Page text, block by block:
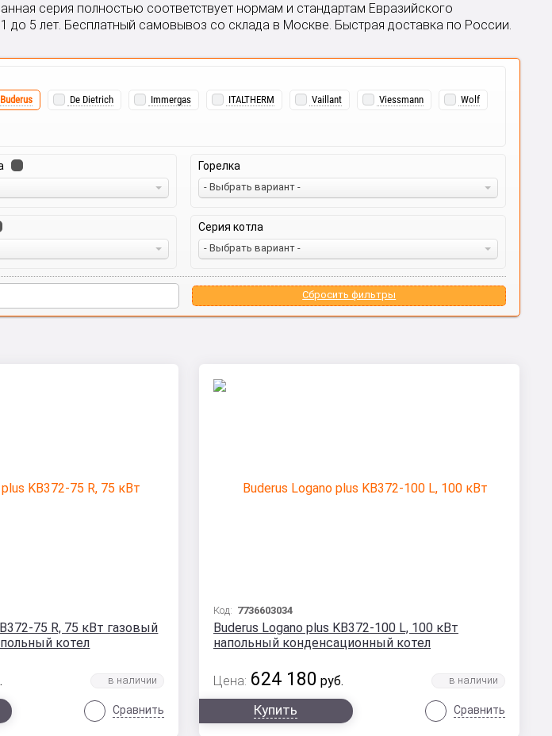
серия полностью соответствует нормам и стандартам Евразийского
5 лет. Бесплатный самовывоз со склада в Москве. Быстрая доставка по России.
Buderus De Dietrich Immergas ITALTHERM Vaillant Viessmann Wolf
Горелка
- Выбрать вариант -
Серия котла
- Выбрать вариант -
Сбросить фильтры
75 R, 75 кВт газовый
котел
Сравнить
Код: 7736603034
Buderus Logano plus KB372-100 L, 100 кВт
напольный конденсационный котел
Цена: 624 180 руб.
Купить Сравнить